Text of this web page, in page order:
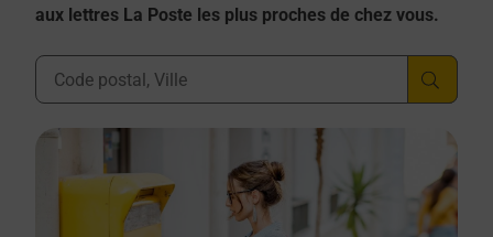
aux lettres La Poste les plus proches de chez vous.
Ville, Département, Code Postal